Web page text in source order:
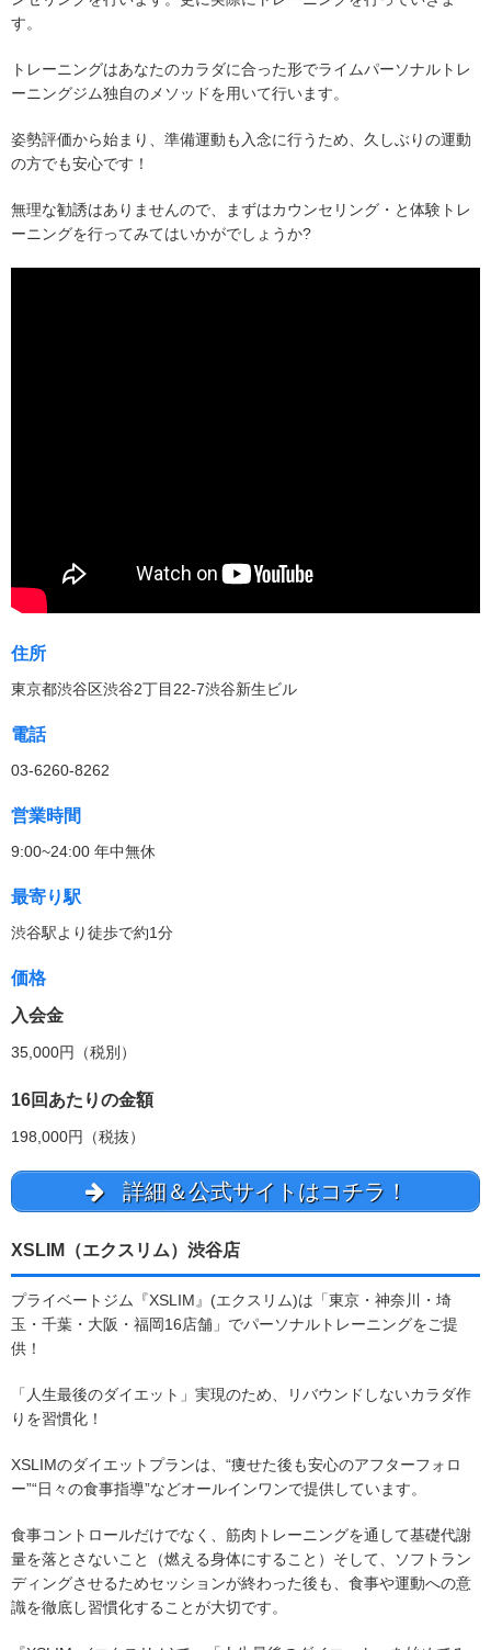
す。
トレーニングはあなたのカラダに合った形でライムパーソナルトレ
ーニングジム独自のメソッドを用いて行います。
姿勢評価から始まり、準備運動も入念に行うため、久しぶりの運動
の方でも安心です！
無理な勧誘はありませんので、まずはカウンセリング・と体験トレ
ーニングを行ってみてはいかがでしょうか?
住所
東京都渋谷区渋谷2丁目22-7渋谷新生ビル
電話
03-6260-8262
営業時間
9:00~24:00 年中無休
最寄り駅
渋谷駅より徒歩で約1分
価格
入会金
35,000円（税別）
16回あたりの金額
198,000円（税抜）
詳細＆公式サイトはコチラ！
XSLIM（エクスリム）渋谷店
プライベートジム『XSLIM』(エクスリム)は「東京・神奈川・埼
玉・千葉・大阪・福岡16店舗」でパーソナルトレーニングをご提
供！
「人生最後のダイエット」実現のため、リバウンドしないカラダ作
りを習慣化！
XSLIMのダイエットプランは、“痩せた後も安心のアフターフォロ
ー”“日々の食事指導”などオールインワンで提供しています。
食事コントロールだけでなく、筋肉トレーニングを通して基礎代謝
量を落とさないこと（燃える身体にすること）そして、ソフトラン
ディングさせるためセッションが終わった後も、食事や運動への意
識を徹底し習慣化することが大切です。